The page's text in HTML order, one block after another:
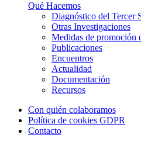
Qué Hacemos
Diagnóstico del Tercer
Otras Investigaciones
Medidas de promoción
Publicaciones
Encuentros
Actualidad
Documentación
Recursos
Con quién colaboramos
Política de cookies GDPR
Contacto